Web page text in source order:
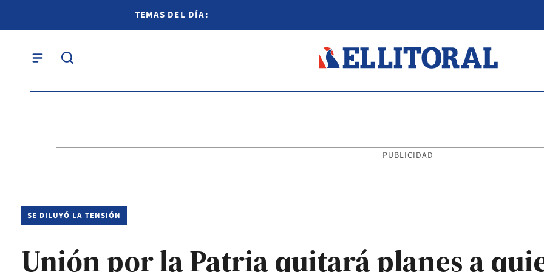
TEMAS DEL DÍA:
PUBLICIDAD
SE DILUYÓ LA TENSIÓN
Unión por la Patria quitará planes a